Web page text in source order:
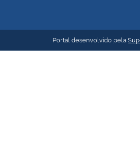
Portal desenvolvido pela